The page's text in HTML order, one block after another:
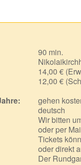
90 min.
14,00 €
12,00 €
gehen
deutsch
Wir bitten
oder per
Tickets
oder direkt
Der